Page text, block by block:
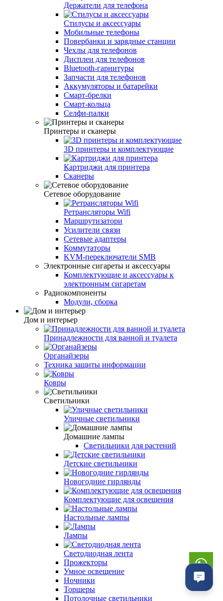
Держатели для телефона
Стилусы и аксессуары
Мобильные телефоны
Повербанки и зарядные станции
Чехлы для телефонов
Дисплеи для телефонов
Bluetooth-гарнитуры
Запчасти для телефонов
Аккумуляторы и батарейки
Смарт-брелки
Смарт-кольца
Селфи-палки
Принтеры и сканеры
3D принтеры и комплектующие
Картриджи для принтера
Сканеры
Сетевое оборудование
Ретрансляторы Wifi
Маршрутизатори
Усилители связи
Сетевые адаптеры
Коммутаторы
KVM-переключатели SMB
Электронные сигареты и аксессуары
Комплектующие и аксессуары к
электронным сигаретам
Радиокомпоненты
Модули, сборка
Дом и интерьер
Принадлежности для ванной и туалета
Органайзеры
Техника защиты информации
Ковры
Светильники
Уличные светильники
Домашние лампы
Светильники для растений
Детские светильники
Новогодние гирлянды
Комплектующие для освещения
Настольные лампы
Лампы
Светодиодная лента
Прожекторы
Умное освещение
Ночники
Торшеры
Потолочные светильники